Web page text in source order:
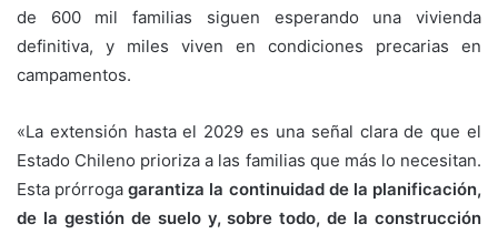
de 600 mil familias siguen esperando una vivienda
definitiva, y miles viven en condiciones precarias en
campamentos.
«La extensión hasta el 2029 es una señal clara de que el
Estado Chileno prioriza a las familias que más lo necesitan.
Esta prórrogagarantiza la continuidad de la planificación,
de la gestión de suelo y, sobre todo, de la construcción